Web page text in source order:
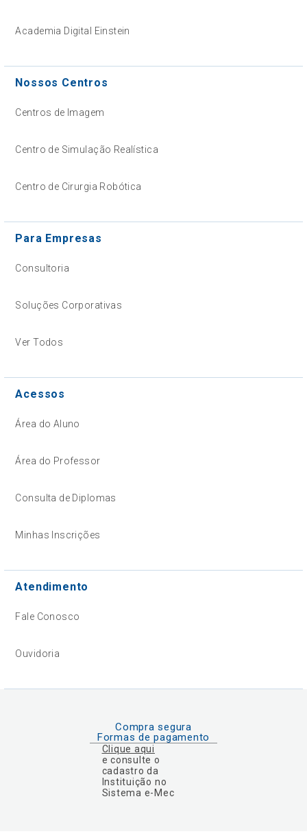
Academia Digital Einstein
Nossos Centros
Centros de Imagem
Centro de Simulação Realística
Centro de Cirurgia Robótica
Para Empresas
Consultoria
Soluções Corporativas
Ver Todos
Acessos
Área do Aluno
Área do Professor
Consulta de Diplomas
Minhas Inscrições
Atendimento
Fale Conosco
Ouvidoria
Compra segura
Formas de pagamento
Clique aqui
e consulte o
cadastro da
Instituição no
Sistema e-Mec